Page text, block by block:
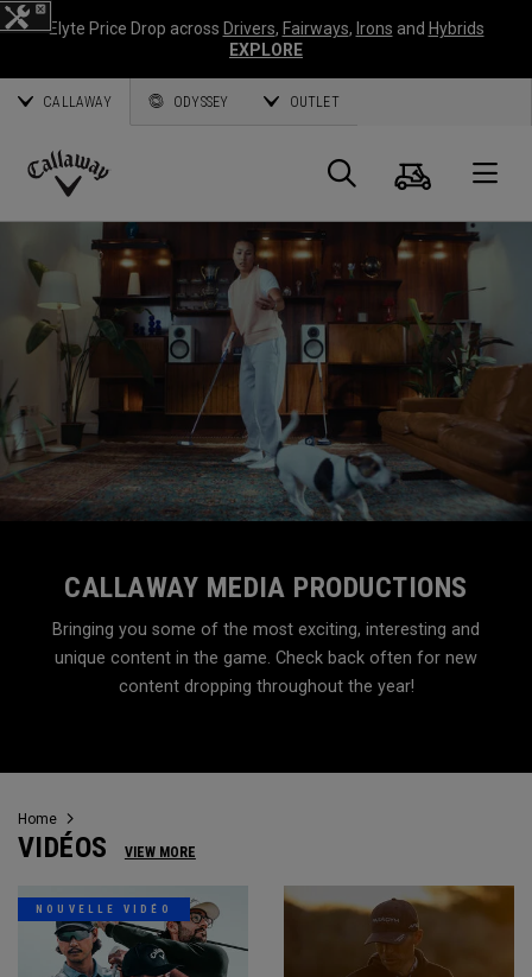
Elyte Price Drop across Drivers, Fairways, Irons and Hybrids
EXPLORE
CALLAWAY ODYSSEY OUTLET
Callaway
Panier
CALLAWAY MEDIA PRODUCTIONS
Bringing you some of the most exciting, interesting and
unique content in the game. Check back often for new
content dropping throughout the year!
Home
VIDÉOS VIEW MORE
NOUVELLE VIDÉO